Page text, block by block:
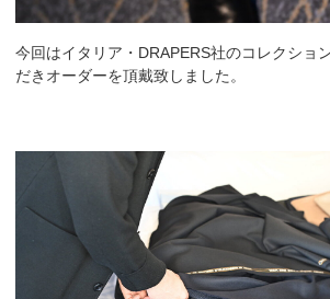
今回はイタリア・DRAPERS社のコレクショ
だきオーダーを頂戴致しました。